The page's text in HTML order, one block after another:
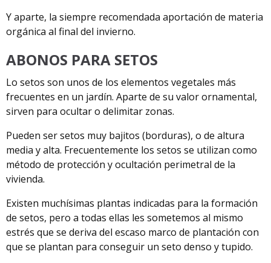
Y aparte, la siempre recomendada aportación de materia
orgánica al final del invierno.
ABONOS PARA SETOS
Lo setos son unos de los elementos vegetales más
frecuentes en un jardín. Aparte de su valor ornamental,
sirven para ocultar o delimitar zonas.
Pueden ser setos muy bajitos (borduras), o de altura
media y alta. Frecuentemente los setos se utilizan como
método de protección y ocultación perimetral de la
vivienda.
Existen muchísimas plantas indicadas para la formación
de setos, pero a todas ellas les sometemos al mismo
estrés que se deriva del escaso marco de plantación con
que se plantan para conseguir un seto denso y tupido.